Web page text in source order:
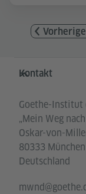
Service- und
Kontakt
Goethe-Institut
„Mein Weg
Oskar-von-
80333 München
Deutschland